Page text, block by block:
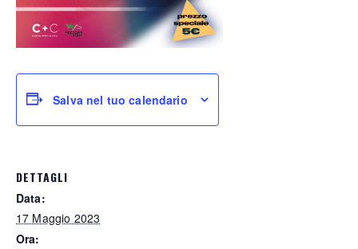
Salva nel tuo calendario
DETTAGLI
Data:
17 Maggio 2023
Ora: